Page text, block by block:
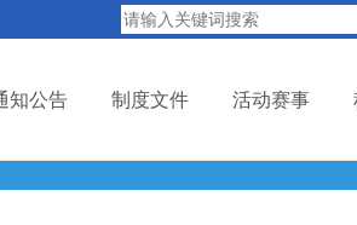
知公告 制度文件 活动赛事